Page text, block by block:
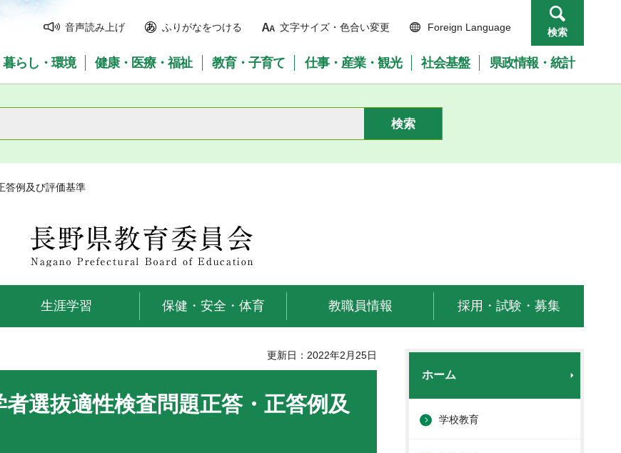
音声読み上げ ふりがなをつける 文字サイズ・色合い変更 Foreign Language 検索
暮らし・環境 健康・医療・福祉 教育・子育て 仕事・産業・観光 社会基盤 県政情報・統計
答例及び評価基準
長野県教育委員会
生涯学習 保健・安全・体育 教職員情報 採用・試験・募集
更新日：2022年2月25日
選抜適性検査問題正答・正答例及
ホーム
学校教育